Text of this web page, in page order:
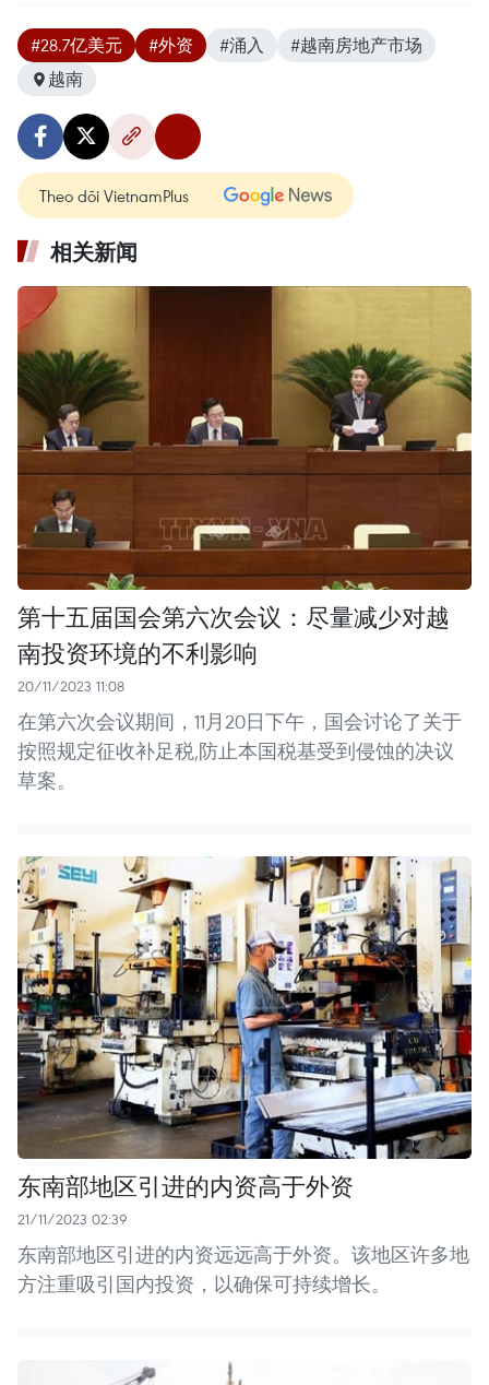
#28.7亿美元 #外资 #涌入
#越南房地产市场
越南
Theo dõi VietnamPlus
相关新闻
第十五届国会第六次会议：尽量减少对越
南投资环境的不利影响
20/11/2023 11:08
在第六次会议期间，11月20日下午，国会讨论了关于
按照规定征收补足税,防止本国税基受到侵蚀的决议
草案。
东南部地区引进的内资高于外资
21/11/2023 02:39
东南部地区引进的内资远远高于外资。该地区许多地
方注重吸引国内投资，以确保可持续增长。